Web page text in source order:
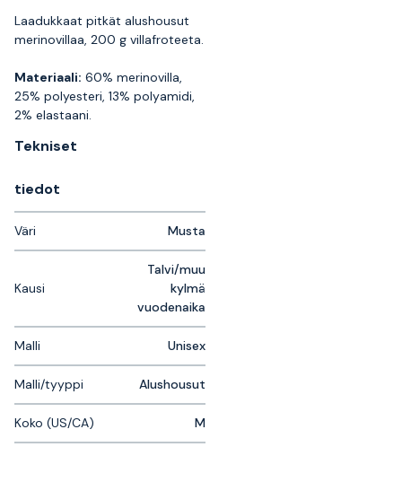
Laadukkaat pitkät alushousut
merinovillaa, 200 g villafroteeta.
Materiaali: 60% merinovilla,
25% polyesteri, 13% polyamidi,
2% elastaani.
Tekniset
tiedot
Väri Musta
Kausi
Talvi/muu
kylmä
vuodenaika
Malli Unisex
Malli/tyyppi Alushousut
Koko (US/CA) M